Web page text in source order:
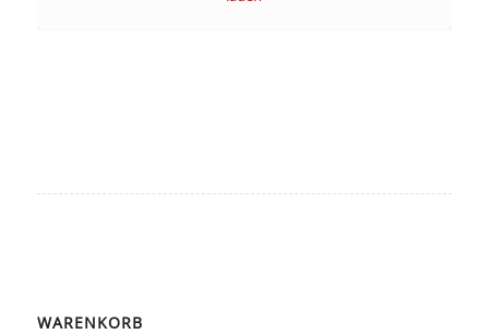
WARENKORB